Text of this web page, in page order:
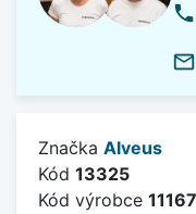
phone
mail_outline
Značka Alveus
Kód 13325
Kód výrobce